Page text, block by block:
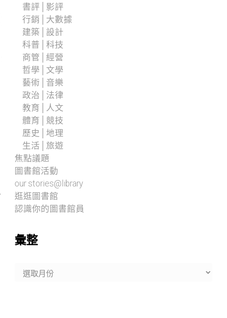
書評│影評
行銷│大數據
建築│設計
科普│科技
商管│經營
哲學│文學
藝術│音樂
政治│法律
教育│人文
體育│競技
歷史│地理
生活│旅遊
焦點議題
圖書館活動
our stories@library
逛逛圖書館
認識你的圖書館員
彙整